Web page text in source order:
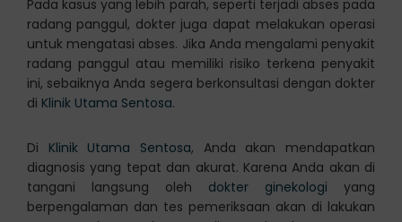
Pada kasus yang lebih parah, seperti terjadi abses pada
radang panggul, dokter juga dapat melakukan operasi
untuk mengatasi abses. Jika Anda mengalami penyakit
radang panggul atau memiliki risiko terkena penyakit
ini, sebaiknya Anda segera berkonsultasi dengan dokter
di Klinik Utama Sentosa.
Di Klinik Utama Sentosa, Anda akan mendapatkan
diagnosis yang tepat dan akurat. Karena Anda akan di
tangani langsung oleh dokter ginekologi yang
berpengalaman dan tes pemeriksaan akan di lakukan